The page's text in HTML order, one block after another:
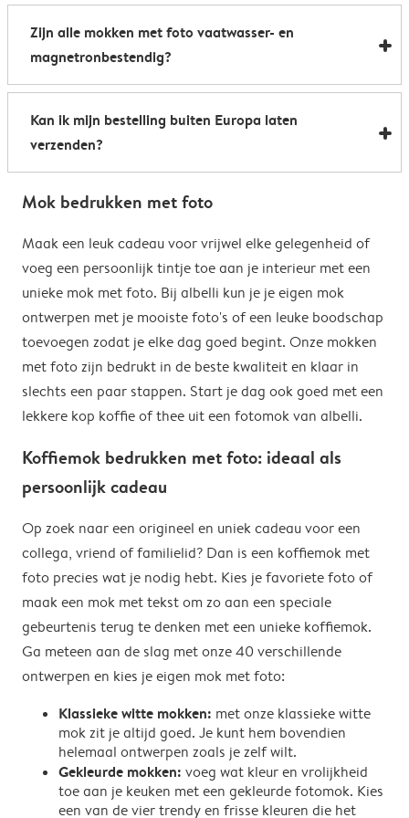
de kantine op het werk te voorzien van stijlvolle
koffiemokken met foto.
Al onze foto mokken hebben de afmetingen 8,2 x 9,5
cm. De inhoud bedraagt 285 ml.
Zijn alle mokken met foto vaatwasser- en
magnetronbestendig?
Bijna allemaal. Onze gepersonaliseerde foto mokken
kunnen zowel in de vaatwasser als in de magnetron.
Heel handig: je kunt er dus uit drinken, je drank
opwarmen en je fotomok na de afwas opnieuw
gebruiken. De enige uitzondering hierop zijn onze
de hand af te wassen om het magische
verrassingseffect zo goed mogelijk te behouden.
Kan ik mijn bestelling buiten Europa laten
verzenden?
afhankelijk van je afleveradres en worden deze tijdens
de verzendkosten voor bestellingen buiten de EU geen
eventuele bijkomende kosten van het land omvatten,
zoals invoerrechten, invoer-btw en douanekosten. Wij
zijn niet verantwoordelijk voor deze kosten. Je kunt
contact opnemen met je lokale douane-autoriteiten
om te zien of er extra kosten moeten worden betaald
voor je bestelling.
Mok bedrukken met foto
Maak een leuk cadeau voor vrijwel elke gelegenheid of
voeg een persoonlijk tintje toe aan je interieur met een
unieke mok met foto. Bij albelli kun je je eigen mok
ontwerpen met je mooiste foto's of een leuke boodschap
toevoegen zodat je elke dag goed begint. Onze mokken
met foto zijn bedrukt in de beste kwaliteit en klaar in
slechts een paar stappen. Start je dag ook goed met een
lekkere kop koffie of thee uit een fotomok van albelli.
Koffiemok bedrukken met foto: ideaal als
persoonlijk cadeau
Op zoek naar een origineel en uniek cadeau voor een
collega, vriend of familielid? Dan is een koffiemok met
foto precies wat je nodig hebt. Kies je favoriete foto of
maak een mok met tekst om zo aan een speciale
gebeurtenis terug te denken met een unieke koffiemok.
Ga meteen aan de slag met onze 40 verschillende
ontwerpen en kies je eigen mok met foto:
Klassieke witte mokken: met onze klassieke witte
mok zit je altijd goed. Je kunt hem bovendien
helemaal ontwerpen zoals je zelf wilt.
Gekleurde mokken: voeg wat kleur en vrolijkheid
toe aan je keuken met een gekleurde fotomok. Kies
een van de vier trendy en frisse kleuren die het